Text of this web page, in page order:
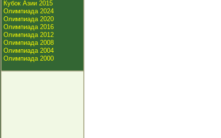
Кубок Азии 2015
Олимпиада 2024
Олимпиада 2020
Олимпиада 2016
Олимпиада 2012
Олимпиада 2008
Олимпиада 2004
Олимпиада 2000